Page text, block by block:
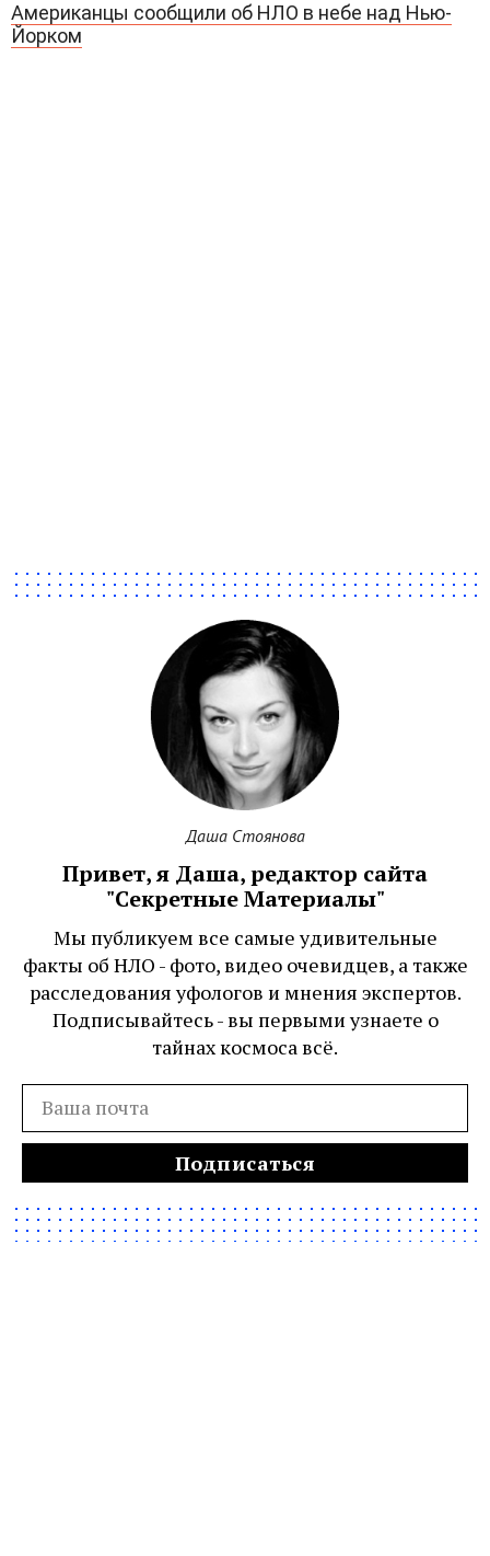
Американцы сообщили об НЛО в небе над Нью-
Йорком
Даша Стоянова
Привет, я Даша, редактор сайта
"Секретные Материалы"
Мы публикуем все самые удивительные
факты об НЛО - фото, видео очевидцев, а также
расследования уфологов и мнения экспертов.
Подписывайтесь - вы первыми узнаете о
тайнах космоса всё.
Подписаться